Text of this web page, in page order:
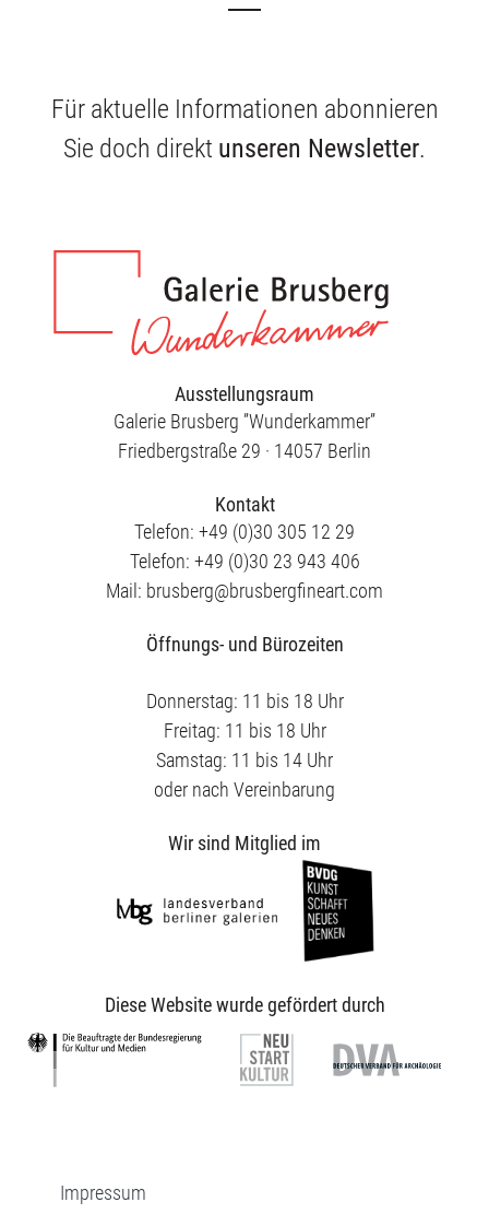
Für aktuelle Informationen abonnieren
Sie doch direkt unseren Newsletter.
Ausstellungsraum
Galerie Brusberg ”Wunderkammer”
Friedbergstraße 29 · 14057 Berlin
Kontakt
Telefon: +49 (0)30 305 12 29
Telefon: +49 (0)30 23 943 406
Mail: brusberg@brusbergfineart.com
Öffnungs- und Bürozeiten
Donnerstag: 11 bis 18 Uhr
Freitag: 11 bis 18 Uhr
Samstag: 11 bis 14 Uhr
oder nach Vereinbarung
Wir sind Mitglied im
Diese Website wurde gefördert durch
Impressum